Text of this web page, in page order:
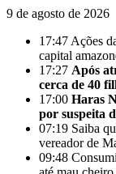
9 de agosto de 2026
17:47 Ações
capital
17:27 Após
cerca de 40
17:00 Haras
por suspeita
07:19 Saiba
vereador de
09:48